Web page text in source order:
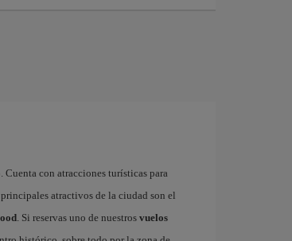
con atracciones turísticas para
atractivos de la ciudad son el
. Si reservas uno de nuestros vuelos